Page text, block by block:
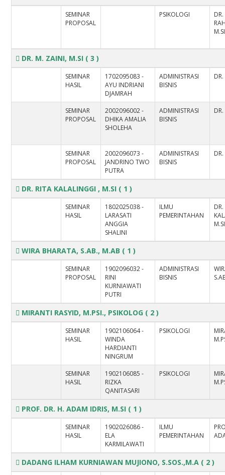
SEMINAR
PROPOSAL
PSIKOLOGI
M.SI
DR. M. ZAINI, M.SI ( 3 )
SEMINAR
HASIL
1702095083 -
AYU INDRIANI
DJAMRAH
ADMINISTRASI
BISNIS
SEMINAR
PROPOSAL
2002096002 -
DHIKA AMALIA
SHOLEHA
ADMINISTRASI
BISNIS
SEMINAR
PROPOSAL
2002096073 -
JANDRINO TWO
PUTRA
ADMINISTRASI
BISNIS
DR. RITA KALALINGGI , M.SI ( 1 )
SEMINAR
HASIL
1802025038 -
LARASATI
ANGGIA
SHALINI
ILMU
PEMERINTAHAN
M.SI
WIRA BHARATA, S.AB., M.AB ( 1 )
SEMINAR
PROPOSAL
1902096032 -
RINI
KURNIAWATI
PUTRI
ADMINISTRASI
BISNIS
MIRANTI RASYID, M.PSI., PSIKOLOG ( 2 )
SEMINAR
HASIL
1902106064 -
WINDA
HARDIANTI
NINGRUM
PSIKOLOGI
SEMINAR
HASIL
1902106085 -
RIZKA
QANITASARI
PSIKOLOGI
PROF. DR. H. ADAM IDRIS, M.SI ( 1 )
SEMINAR
HASIL
1902026086 -
ELA
KARMILAWATI
ILMU
PEMERINTAHAN
DADANG ILHAM KURNIAWAN MUJIONO, S.SOS.,M.A ( 2 )